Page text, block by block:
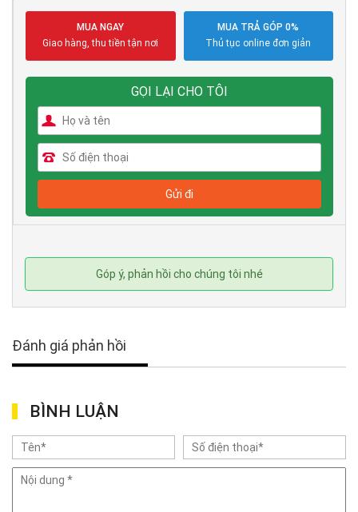
MUA NGAY
Giao hàng, thu tiền tận nơi
MUA TRẢ GÓP 0%
Thủ tục online đơn giản
GỌI LẠI CHO TÔI
Góp ý, phản hồi cho chúng tôi nhé
Đánh giá phản hồi
BÌNH LUẬN